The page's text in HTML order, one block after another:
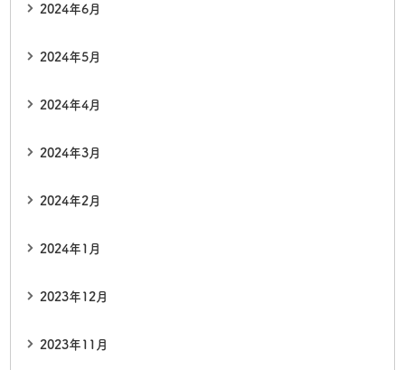
2024年6月
2024年5月
2024年4月
2024年3月
2024年2月
2024年1月
2023年12月
2023年11月